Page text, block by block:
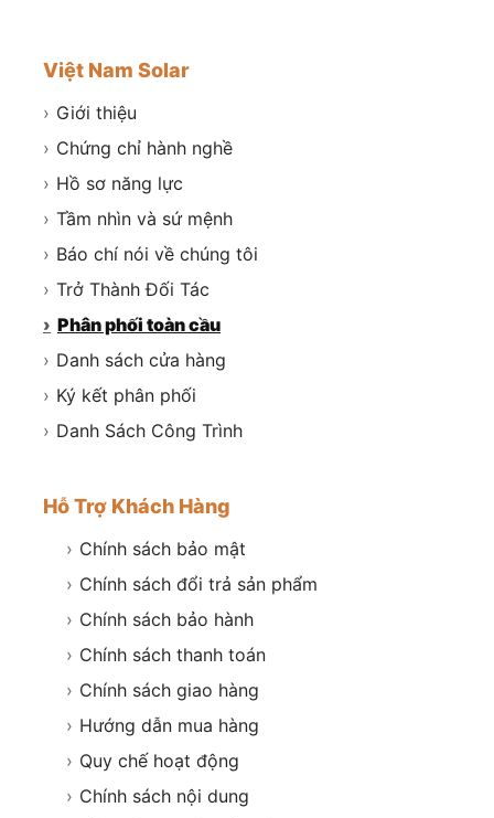
Việt Nam Solar
› Giới thiệu
› Chứng chỉ hành nghề
› Hồ sơ năng lực
› Tầm nhìn và sứ mệnh
› Báo chí nói về chúng tôi
› Trở Thành Đối Tác
› Phân phối toàn cầu
› Danh sách cửa hàng
› Ký kết phân phối
› Danh Sách Công Trình
Hỗ Trợ Khách Hàng
› Chính sách bảo mật
› Chính sách đổi trả sản phẩm
› Chính sách bảo hành
› Chính sách thanh toán
› Chính sách giao hàng
› Hướng dẫn mua hàng
› Quy chế hoạt động
› Chính sách nội dung